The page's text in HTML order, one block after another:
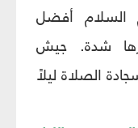
السلام أفضل
شدة. جيش
الصلاة ليلاً